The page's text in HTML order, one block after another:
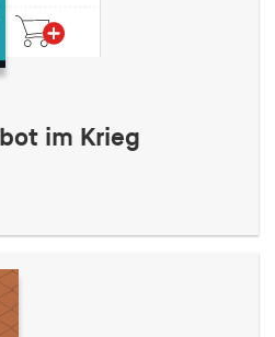
im Krieg